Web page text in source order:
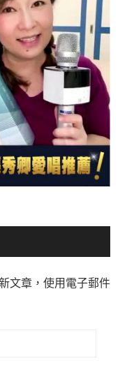
文章，使用電子郵件